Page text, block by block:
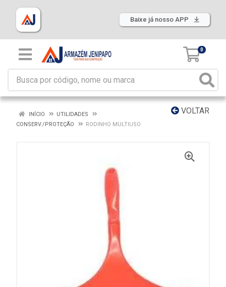
Baixe já nosso APP
0
VOLTAR
INÍCIO
UTILIDADES
CONSERV./PROTEÇÃO
RODINHO MULTIUSO